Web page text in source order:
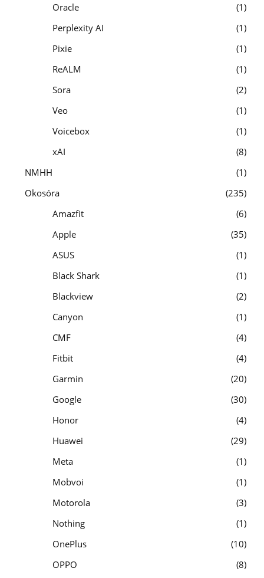
Oracle
1
Perplexity AI
1
Pixie
1
ReALM
1
Sora
2
Veo
1
Voicebox
1
xAI
8
NMHH
1
Okosóra
235
Amazfit
6
Apple
35
ASUS
1
Black Shark
1
Blackview
2
Canyon
1
CMF
4
Fitbit
4
Garmin
20
Google
30
Honor
4
Huawei
29
Meta
1
Mobvoi
1
Motorola
3
Nothing
1
OnePlus
10
OPPO
8